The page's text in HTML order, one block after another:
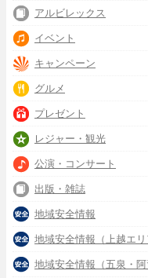
アルビレックス
イベント
キャンペーン
グルメ
プレゼント
レジャー・観光
公演・コンサート
出版・雑誌
地域安全情報
地域安全情報（上越エリ
地域安全情報（五泉・阿